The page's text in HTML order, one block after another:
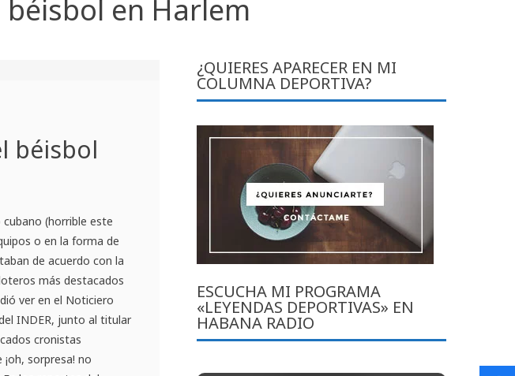
béisbol en Harlem
béisbol
(horrible este
o en la forma de
de acuerdo con la
más destacados
ver en el Noticiero
INDER, junto al titular
cronistas
sorpresa! no
¿QUIERES APARECER EN MI
COLUMNA DEPORTIVA?
ESCUCHA MI PROGRAMA
«LEYENDAS DEPORTIVAS» EN
HABANA RADIO